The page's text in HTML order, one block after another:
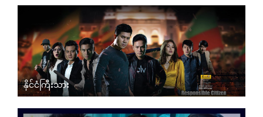
နိုင်ငံကြီးသား